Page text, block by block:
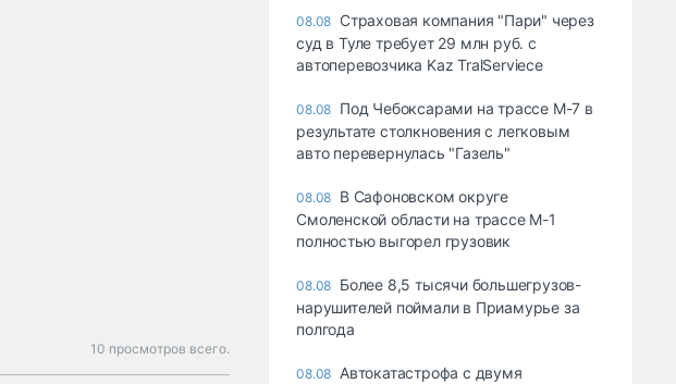
10 просмотров всего.
08.08 Страховая компания "Пари" через
суд в Туле требует 29 млн руб. с
автоперевозчика Kaz TralServiece
08.08 Под Чебоксарами на трассе М-7 в
результате столкновения с легковым
авто перевернулась "Газель"
08.08 В Сафоновском округе
Смоленской области на трассе М-1
полностью выгорел грузовик
08.08 Более 8,5 тысячи большегрузов-
нарушителей поймали в Приамурье за
полгода
08.08 Автокатастрофа с двумя